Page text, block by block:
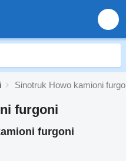
Sinotruk Howo kamioni
furgoni
furgoni